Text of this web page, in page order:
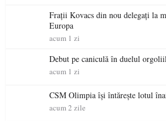
Frații Kovacs din nou delegați la
Europa
acum 1 zi
Debut pe caniculă în duelul
acum 1 zi
CSM Olimpia își întărește lotul
acum 2 zile